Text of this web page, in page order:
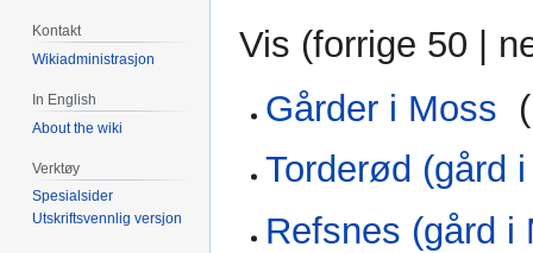
Vis (forrige 50 |
Gårder i Moss (
Torderød (gård
Refsnes (gård i
Kontakt
Wikiadministrasjon
In English
About the wiki
Verktøy
Spesialsider
Utskriftsvennlig versjon